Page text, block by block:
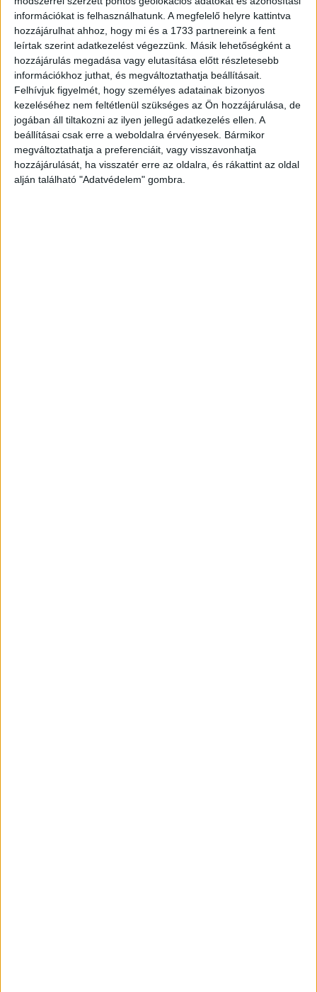
információkat is felhasználhatunk. A megfelelő helyre kattintva
hozzájárulhat ahhoz, hogy mi és a 1733 partnereink a fent
leírtak szerint adatkezelést végezzünk. Másik lehetőségként a
hozzájárulás megadása vagy elutasítása előtt részletesebb
információkhoz juthat, és megváltoztathatja beállításait.
Felhívjuk figyelmét, hogy személyes adatainak bizonyos
kezeléséhez nem feltétlenül szükséges az Ön hozzájárulása, de
jogában áll tiltakozni az ilyen jellegű adatkezelés ellen. A
beállításai csak erre a weboldalra érvényesek. Bármikor
megváltoztathatja a preferenciáit, vagy visszavonhatja
hozzájárulását, ha visszatér erre az oldalra, és rákattint az oldal
alján található "Adatvédelem" gombra.
Média 2024. június 6.
A 12. Friss Hús fesztiválon a legjobb magyar
élőszereplős rövidfilm Korom Anna Diamond Beauty című
alkotása, a legjobb magyar animációs rövidfilm Kühnel
Szabó Anita...